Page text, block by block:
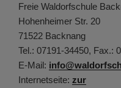
Freie Waldorfschule
Hohenheimer Str. 20
71522 Backnang
Tel.: 07191-34450, Fax.:
E-Mail:
Internetseite: zur